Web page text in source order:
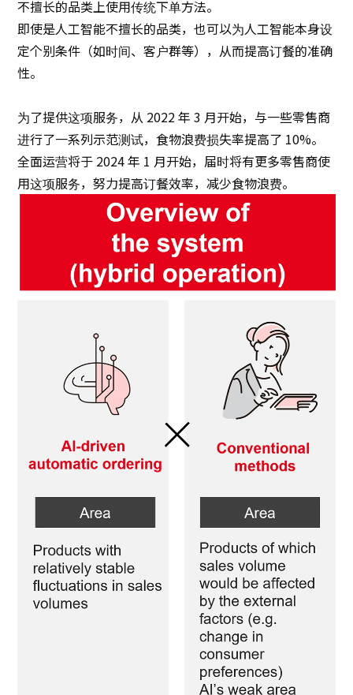
不擅长的品类上使用传统下单方法。
即使是人工智能不擅长的品类，也可以为人工智能本身设
定个别条件（如时间、客户群等），从而提高订餐的准确
性。
为了提供这项服务，从 2022 年 3 月开始，与一些零售商
进行了一系列示范测试，食物浪费损失率提高了 10%。
全面运营将于 2024 年 1 月开始，届时将有更多零售商使
用这项服务，努力提高订餐效率，减少食物浪费。